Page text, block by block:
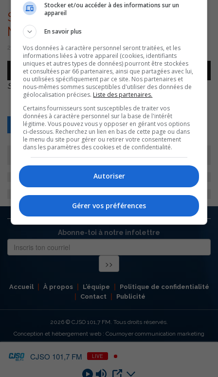
STEPHANE GENDRON –
MONTAGE 20 OCT –
20 octobre 2022 | Par Équipe CJSO
Lecteur
audio
00:00 00:00
STEPHANE GENDRON – MONTAGE 20 OCT –.
Retour
Abonne-toi à notre infolettre
Accueil À propos L’équipe
Politique de confidentialité
Contact
Publicité
2026 © CJSO 101,7 FM. Tous droits réservés.
Conception et hébergement web : Cournoyer communication marketing
CJSO 101,7 FM LIVE
Stocker et/ou accéder à des informations sur un
appareil
En savoir plus
Vos données à caractère personnel seront traitées, et les
informations liées à votre appareil (cookies, identifiants
uniques et autres types de données) pourront être stockées
et consultées par 66 partenaires, ainsi que partagées avec lui,
ou utilisées spécifiquement par ce site. Nos partenaires et
nous-mêmes sommes susceptibles d'utiliser des données de
géolocalisation précises. Liste des partenaires.
Certains fournisseurs sont susceptibles de traiter vos
données à caractère personnel sur la base de l'intérêt
légitime. Vous pouvez vous y opposer en gérant vos options
ci-dessous. Recherchez un lien en bas de cette page ou dans
le menu du site pour gérer ou retirer votre consentement
dans les paramètres des cookies et de confidentialité.
Autoriser
Gérer vos préférences